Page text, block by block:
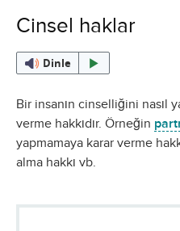
Cinsel haklar
Dinle
Bir insanın cinselliğini nasıl
verme hakkıdır. Örneğin
yapmamaya karar verme
alma hakkı vb.